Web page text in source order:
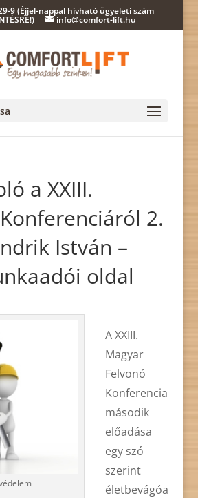
9 (Éjjel-nappal hívható ügyeleti szám
info@comfort-lift.hu
a XXIII.
2.
István –
oldal
A XXIII.
Magyar
Felvonó
Konferencia
második
előadása
egy szó
szerint
életbevágóa